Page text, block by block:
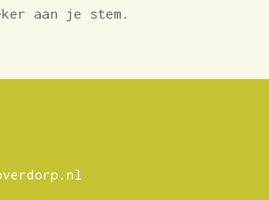
aan je stem.